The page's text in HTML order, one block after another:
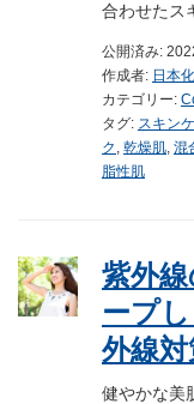
合わせたス
公開済み:
作成者: 日本
カテゴリー:
タグ: スキン
ク 乾燥肌 混
脂性肌
紫外
ープ
外線対
健やかな美